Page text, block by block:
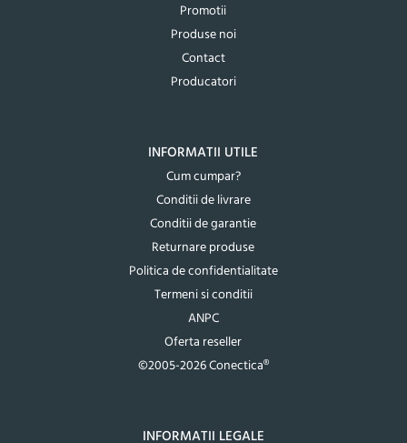
Promotii
Produse noi
Contact
Producatori
INFORMATII UTILE
Cum cumpar?
Conditii de livrare
Conditii de garantie
Returnare produse
Politica de confidentialitate
Termeni si conditii
ANPC
Oferta reseller
©2005-2026 Conectica®
INFORMATII LEGALE